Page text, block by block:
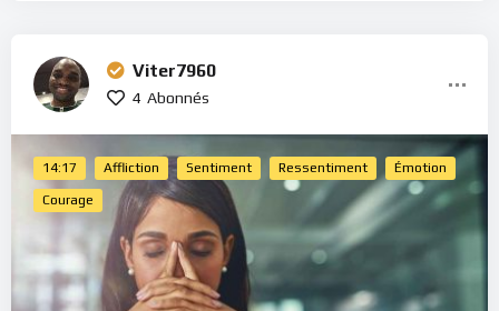
Viter7960
4 Abonnés
14:17 Affliction Sentiment Ressentiment Émotion
Courage